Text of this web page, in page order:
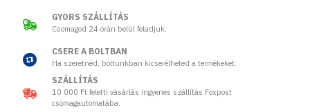
GYORS SZÁLLÍTÁS
Csomagod 24 órán belül feladjuk.
CSERE A BOLTBAN
Ha szeretnéd, boltunkban kicserélheted a termékeket.
SZÁLLÍTÁS
10 000 Ft feletti vásárlás ingyenes szállítás Foxpost
csomagautomatába.